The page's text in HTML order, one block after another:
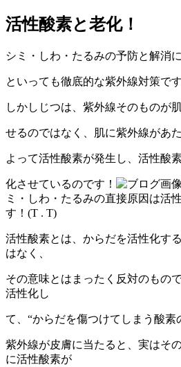
活性酸素と老化！
シミ・しわ・たるみの予防と解消
といっても徹底的な紫外線対策です
しかしじつは、紫外線そのものが
せるのではなく、肌に紫外線があ
よって活性酸素が発生し、活性酸
化させているのです！
ミ・しわ・たるみの直接原因は活
す！(T . T)
活性酸素とは、からだを活性化す
はなく、
その意味とはまったく反対のもの
活性化し
て、“からだを傷つけてしまう酸素
紫外線が皮膚に当たると、実はそ
に活性酸素が